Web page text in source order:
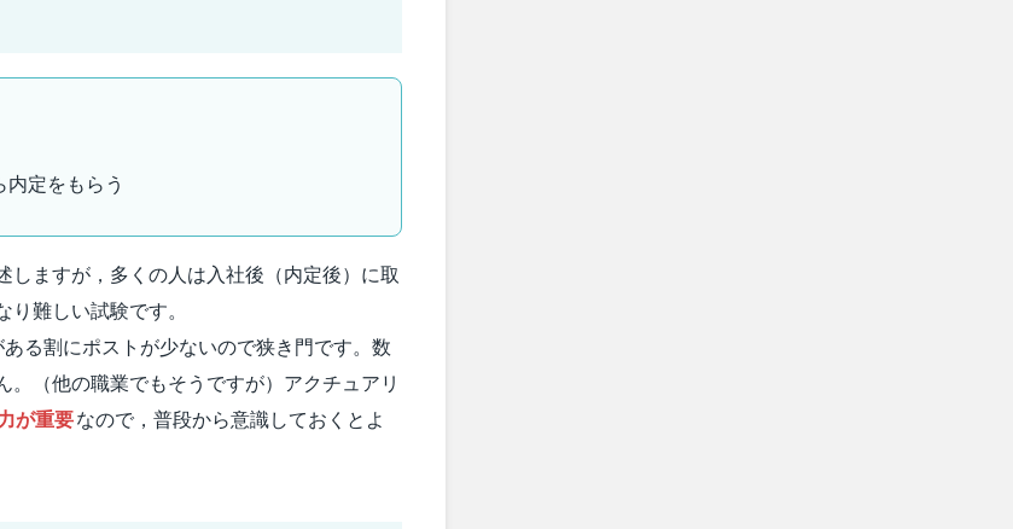
定をもらう
ますが，多くの人は入社後（内定後）に取
難しい試験です。
る割にポストが少ないので狭き門です。数
（他の職業でもそうですが）アクチュアリ
が重要なので，普段から意識しておくとよ